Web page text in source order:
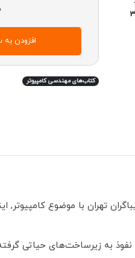
افزودن
کتاب‌های مهندسی کامپیوتر
تهران با موضوع کامپیوتر,
نفوذ به زیرساخت‌های حیاتی